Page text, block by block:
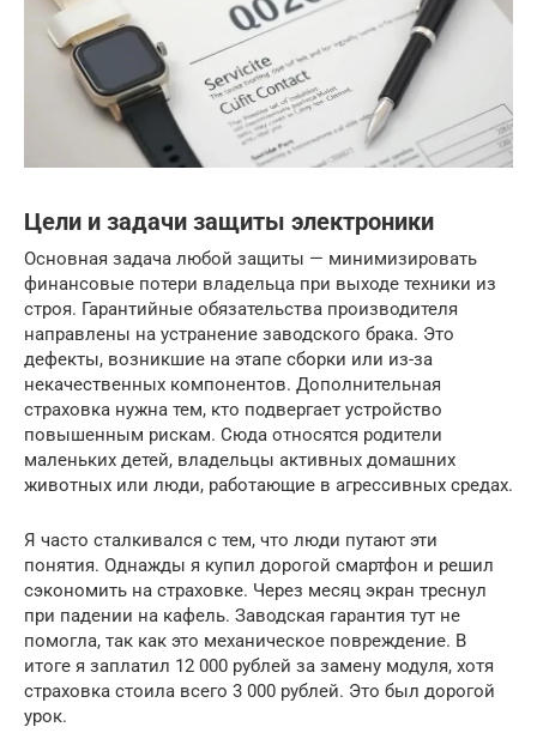
Цели и задачи защиты электроники
Основная задача любой защиты — минимизировать
финансовые потери владельца при выходе техники из
строя. Гарантийные обязательства производителя
направлены на устранение заводского брака. Это
дефекты, возникшие на этапе сборки или из-за
некачественных компонентов. Дополнительная
страховка нужна тем, кто подвергает устройство
повышенным рискам. Сюда относятся родители
маленьких детей, владельцы активных домашних
животных или люди, работающие в агрессивных средах.
Я часто сталкивался с тем, что люди путают эти
понятия. Однажды я купил дорогой смартфон и решил
сэкономить на страховке. Через месяц экран треснул
при падении на кафель. Заводская гарантия тут не
помогла, так как это механическое повреждение. В
итоге я заплатил 12 000 рублей за замену модуля, хотя
страховка стоила всего 3 000 рублей. Это был дорогой
урок.